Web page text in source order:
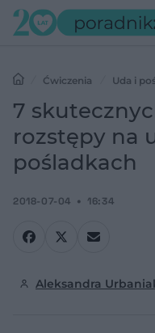
Ćwiczenia Uda i
rozstępy na udach i
7
rozstępy na
pośladkach
2018-07-04 16:34
Aleksandra